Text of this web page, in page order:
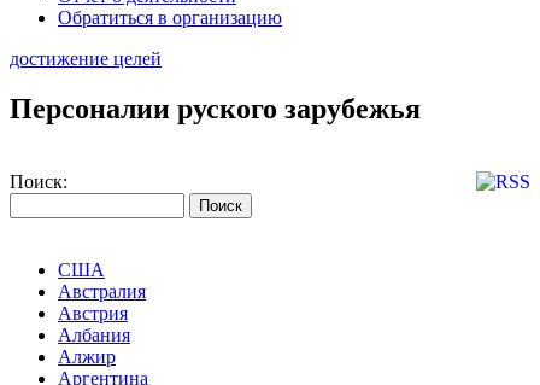
Обратиться в организацию
достижение целей
Персоналии руского зарубежья
Поиск:
США
Австралия
Австрия
Албания
Алжир
Аргентина